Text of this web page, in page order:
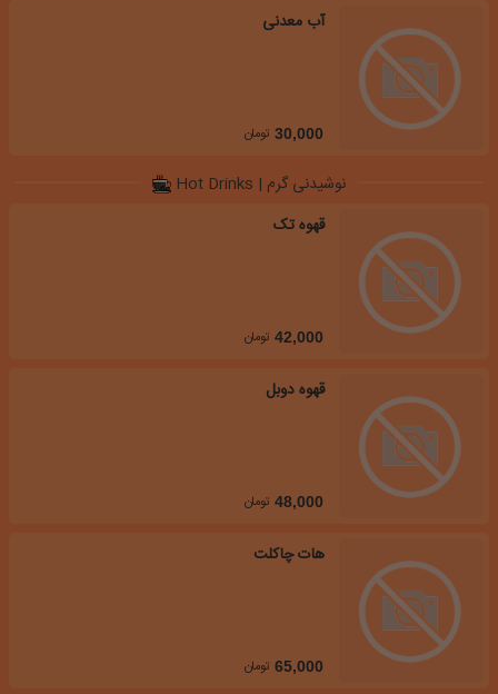
آب معدنی
30,000 تومان
نوشیدنی گرم | Hot Drinks
قهوه تک
42,000 تومان
قهوه دوبل
48,000 تومان
هات چاکلت
65,000 تومان